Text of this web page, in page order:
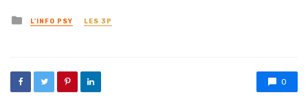
Posted in
L'INFO PSY LES 3P
0